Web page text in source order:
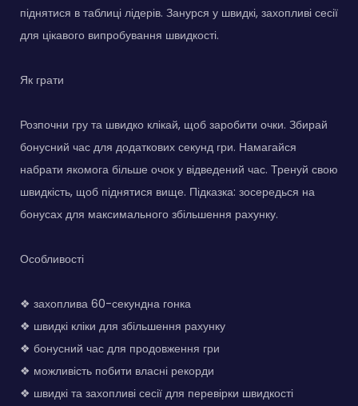
піднятися в таблиці лідерів. Занурся у швидкі, захопливі сесії
для цікавого випробування швидкості.
Як грати
Розпочни гру та швидко клікай, щоб заробити очки. Збирай
бонусний час для додаткових секунд гри. Намагайся
набрати якомога більше очок у відведений час. Тренуй свою
швидкість, щоб піднятися вище. Підказка: зосередься на
бонусах для максимального збільшення рахунку.
Особливості
❖ захоплива 60-секундна гонка
❖ швидкі кліки для збільшення рахунку
❖ бонусний час для продовження гри
❖ можливість побити власні рекорди
❖ швидкі та захопливі сесії для перевірки швидкості